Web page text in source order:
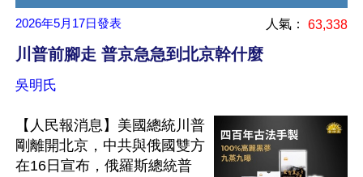
2026年5月17日發表 人氣： 63,338
川普前腳走 普京急急到北京幹什麼
吳明氏
【人民報消息】美國總統川普
剛離開北京，中共與俄國雙方
在16日宣布，俄羅斯總統普